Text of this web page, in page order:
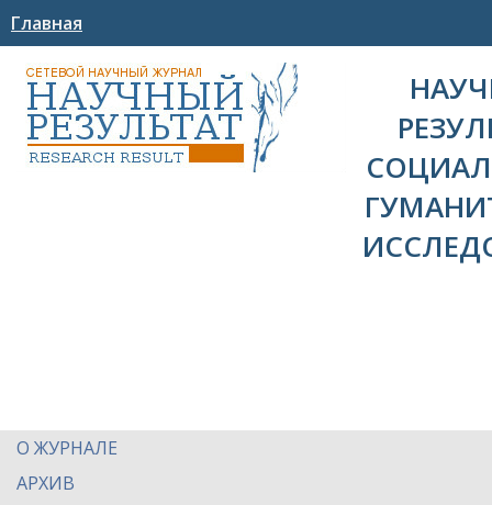
Главная
О ЖУРНАЛЕ
АРХИВ